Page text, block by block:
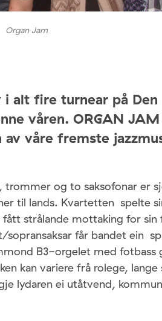
Organ Jam
alt fire turnear på Den
våren. ORGAN
våre fremste
trommer og to saksofonar er
til lands. Kvartetten spelte
strålande mottaking for sin
får bandet ein
B3-orgelet med fotbass
kan variere frå rolege, lange
lydaren ei utåtvend,